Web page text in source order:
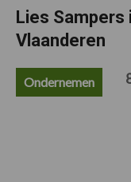
Lies
Vlaanderen
Ondernemen